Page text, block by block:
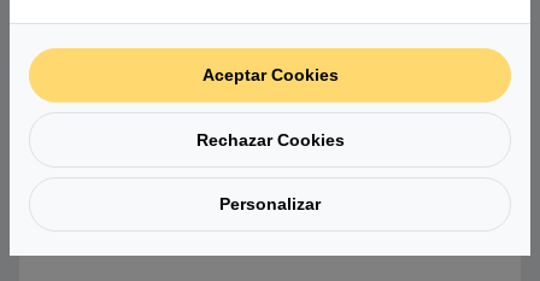
0
0
Agrega una reseña
Aceptar Cookies
Rechazar Cookies
Personalizar